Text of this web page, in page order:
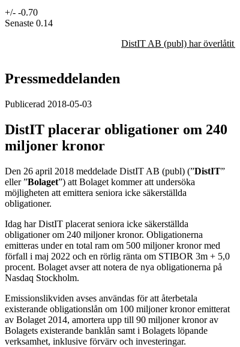
+/- -0.70
Senaste 0.14
DistIT AB (publ) har överlåtit
Pressmeddelanden
Publicerad 2018-05-03
DistIT placerar obligationer om 240
miljoner kronor
Den 26 april 2018 meddelade DistIT AB (publ) (”DistIT”
eller ”Bolaget”) att Bolaget kommer att undersöka
möjligheten att emittera seniora icke säkerställda
obligationer.
Idag har DistIT placerat seniora icke säkerställda
obligationer om 240 miljoner kronor. Obligationerna
emitteras under en total ram om 500 miljoner kronor med
förfall i maj 2022 och en rörlig ränta om STIBOR 3m + 5,0
procent. Bolaget avser att notera de nya obligationerna på
Nasdaq Stockholm.
Emissionslikviden avses användas för att återbetala
existerande obligationslån om 100 miljoner kronor emitterat
av Bolaget 2014, amortera upp till 90 miljoner kronor av
Bolagets existerande banklån samt i Bolagets löpande
verksamhet, inklusive förvärv och investeringar.